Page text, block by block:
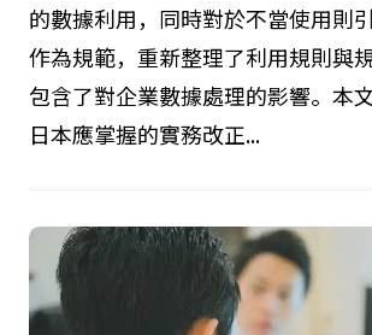
護委員會公佈了「個人情報保護法
討的制度改正方針」。此次的改正
的數據利用，同時對於不當使用則
作為規範，重新整理了利用規則與